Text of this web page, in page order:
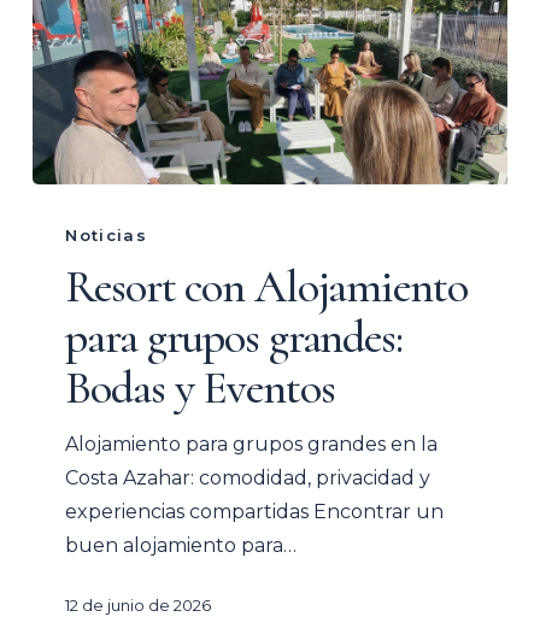
con
Alojamiento
para
grupos
grandes:
Bodas
Eventos
Noticias
Resort con Alojamiento
para grupos grandes:
Bodas y Eventos
Alojamiento para grupos grandes en la
Costa Azahar: comodidad, privacidad y
experiencias compartidas Encontrar un
buen alojamiento para…
12 de junio de 2026